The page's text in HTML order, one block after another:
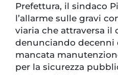
Prefettura, il sindaco
l’allarme sulle gravi
viaria che attraversa il
denunciando decenni
mancata
per la sicurezza